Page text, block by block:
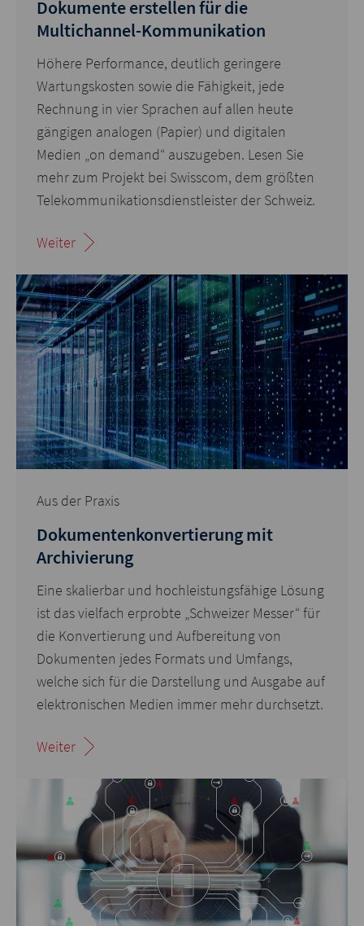
Dokumente erstellen für die
Multichannel-Kommunikation
Höhere Performance, deutlich geringere
Wartungskosten sowie die Fähigkeit, jede
Rechnung in vier Sprachen auf allen heute
gängigen analogen (Papier) und digitalen
Medien „on demand“ auszugeben. Lesen Sie
mehr zum Projekt bei Swisscom, dem größten
Telekommunikationsdienstleister der Schweiz.
Weiter
Aus der Praxis
Dokumentenkonvertierung mit
Archivierung
Eine skalierbar und hochleistungsfähige Lösung
ist das vielfach erprobte „Schweizer Messer“ für
die Konvertierung und Aufbereitung von
Dokumenten jedes Formats und Umfangs,
welche sich für die Darstellung und Ausgabe auf
elektronischen Medien immer mehr durchsetzt.
Weiter